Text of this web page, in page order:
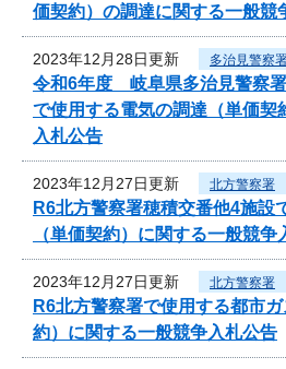
価契約）の調達に関する一般競
2023年12月28日更新 多治見警察
令和6年度 岐阜県多治見警察
で使用する電気の調達（単価契
入札公告
2023年12月27日更新 北方警察署
R6北方警察署穂積交番他4施設
（単価契約）に関する一般競争
2023年12月27日更新 北方警察署
R6北方警察署で使用する都市
約）に関する一般競争入札公告